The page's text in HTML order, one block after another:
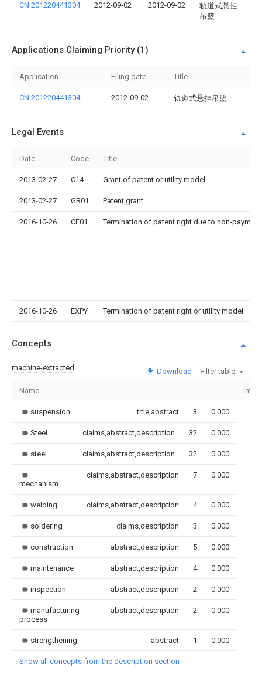
CN 201220441304 2012-09-02 2012-09-02
轨道式悬挂
吊篮
Applications Claiming Priority (1)
Application Filing date Title
CN 201220441304 2012-09-02 轨道式悬挂吊篮
Legal Events
Date Code Title
2013-02-27 C14 Grant of patent or utility model
2013-02-27 GR01 Patent grant
2016-10-26 CF01 Termination of patent right due to non-
2016-10-26 EXPY Termination of patent right or utility model
Concepts
machine-extracted Download Filter table
Name
suspension title,abstract 3 0.000
Steel claims,abstract,description 32 0.000
steel claims,abstract,description 32 0.000
mechanism
claims,abstract,description 7 0.000
welding claims,abstract,description 4 0.000
soldering claims,description 3 0.000
construction abstract,description 5 0.000
maintenance abstract,description 4 0.000
inspection abstract,description 2 0.000
manufacturing
process
abstract,description 2 0.000
strengthening abstract 1 0.000
Show all concepts from the description section